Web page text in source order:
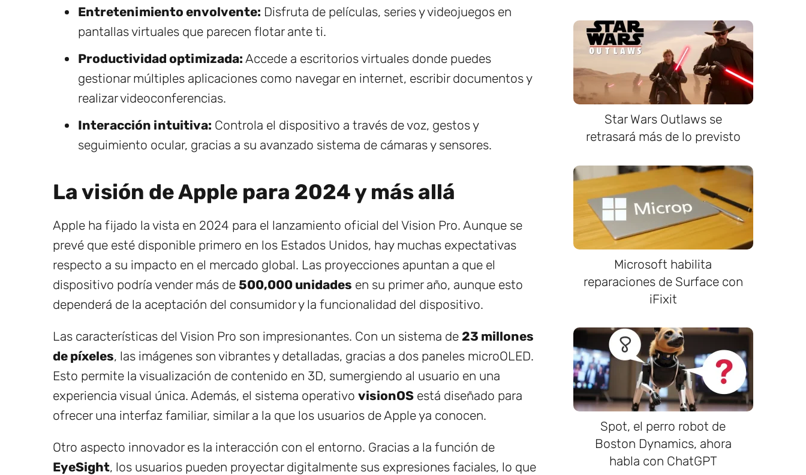
Entretenimiento envolvente: Disfruta de películas, series y videojuegos en
pantallas virtuales que parecen flotar ante ti.
Productividad optimizada: Accede a escritorios virtuales donde puedes
gestionar múltiples aplicaciones como navegar en internet, escribir documentos y
realizar videoconferencias.
Interacción intuitiva: Controla el dispositivo a través de voz, gestos y
seguimiento ocular, gracias a su avanzado sistema de cámaras y sensores.
La visión de Apple para 2024 y más allá
Apple ha fijado la vista en 2024 para el lanzamiento oficial del Vision Pro. Aunque se
prevé que esté disponible primero en los Estados Unidos, hay muchas expectativas
respecto a su impacto en el mercado global. Las proyecciones apuntan a que el
dispositivo podría vender más de 500,000 unidades en su primer año, aunque esto
dependerá de la aceptación del consumidor y la funcionalidad del dispositivo.
Las características del Vision Pro son impresionantes. Con un sistema de 23 millones
de píxeles, las imágenes son vibrantes y detalladas, gracias a dos paneles microOLED.
Esto permite la visualización de contenido en 3D, sumergiendo al usuario en una
experiencia visual única. Además, el sistema operativo visionOS está diseñado para
ofrecer una interfaz familiar, similar a la que los usuarios de Apple ya conocen.
Otro aspecto innovador es la interacción con el entorno. Gracias a la función de
EyeSight, los usuarios pueden proyectar digitalmente sus expresiones faciales, lo que
Star Wars Outlaws se
retrasará más de lo previsto
Microsoft habilita
reparaciones de Surface con
iFixit
Spot, el perro robot de
Boston Dynamics, ahora
habla con ChatGPT